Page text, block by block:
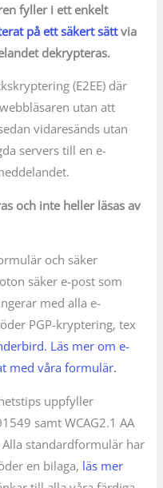
fyller i ett enkelt
på ett säkert sättvia
dekrypteras.
(E2EE) där
utan att
vidaresänds utan
servers till en e-
och inte heller läsas av
och säker
säker e-post som
med alla e-
PGP-kryptering, tex
Läs mer om e-
med våra formulär.
uppfyller
samt WCAG2.1 AA
Alla standardformulär har
en bilaga, läs mer